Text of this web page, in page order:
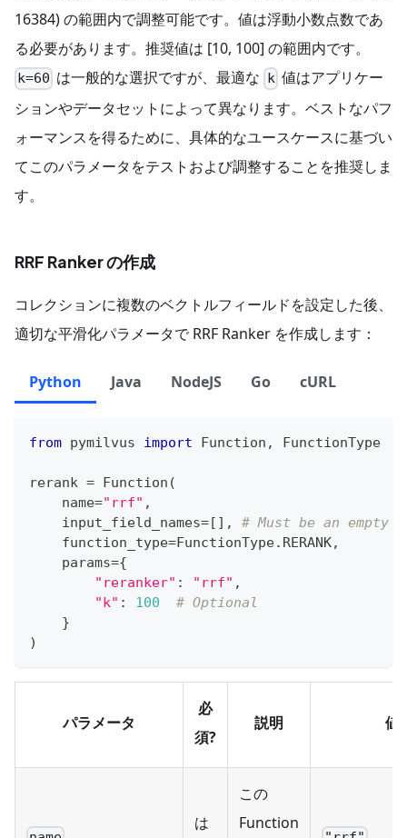
16384) の範囲内で調整可能です。値は浮動小数点数であ
る必要があります。推奨値は [10, 100] の範囲内です。
k=60 は一般的な選択ですが、最適な k値はアプリケー
ションやデータセットによって異なります。ベストなパフ
ォーマンスを得るために、具体的なユースケースに基づい
てこのパラメータをテストおよび調整することを推奨しま
す。
RRF Ranker の作成
コレクションに複数のベクトルフィールドを設定した後、
適切な平滑化パラメータで RRF Ranker を作成します：
Python Java NodeJS Go cURL
from pymilvus import Function , FunctionType
rerank = Function (
    name
="rrf" ,
    input_field_names
=[ ] ,
# Must be an empty
    function_type
=FunctionType. RERANK,
    params
={
"reranker" : "rrf" ,
"k" : 100
# Optional
}
)
パラメータ
必
須?
説明 値
は
この
Function